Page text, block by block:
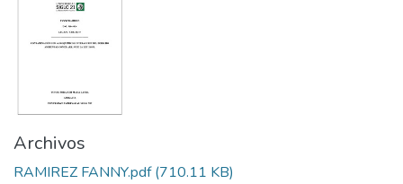
Archivos
RAMIREZ FANNY.pdf(710.11 KB)